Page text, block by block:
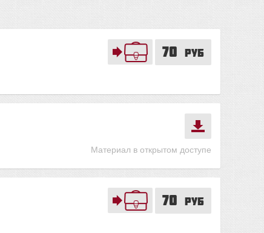
70 руб
Материал в открытом доступе
70 руб